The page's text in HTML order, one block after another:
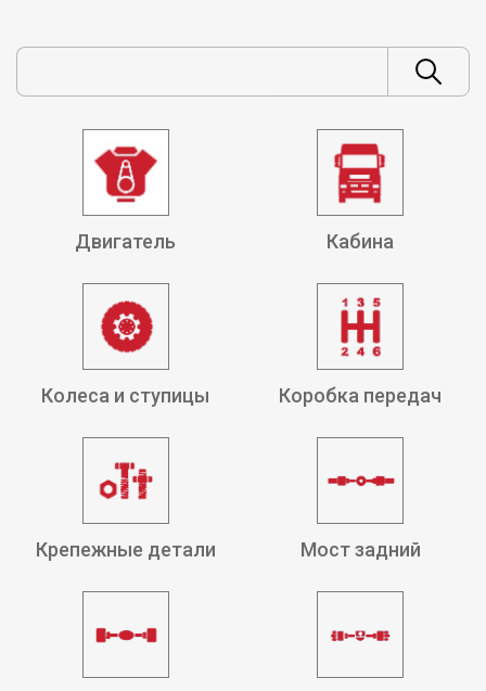
Двигатель Кабина
Колеса и ступицы Коробка передач
Крепежные детали Мост задний